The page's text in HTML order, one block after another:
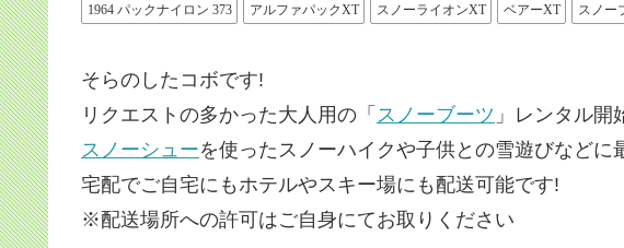
1964 パックナイロン 373 アルファパックXT スノーライオンXT ベアーXT スノー
そらのしたコボです!
リクエストの多かった大人用の「 スノーブーツ 」レンタル開
スノーシューを使ったスノーハイクや子供との雪遊びなどに
宅配でご自宅にもホテルやスキー場にも配送可能です!
※配送場所への許可はご自身にてお取りください